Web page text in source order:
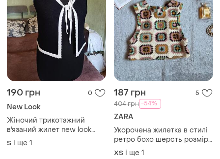
190 грн 0
New Look
Жіночий трикотажний
в'язаний жилет new look
(розмір s / m, 38 / 10)
S і ще 1
187 грн 5
404 грн -54%
ZARA
Укорочена жилетка в стилі
ретро бохо шерсть розмір
хс-с zara
ХS і ще 1